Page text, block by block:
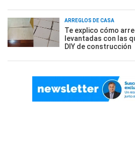
ARREGLOS DE CASA
Te explico cómo
levantadas con las
DIY de construcción